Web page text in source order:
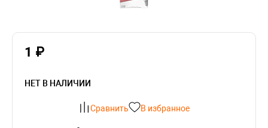
1 ₽
НЕТ В НАЛИЧИИ
Сравнить В избранное